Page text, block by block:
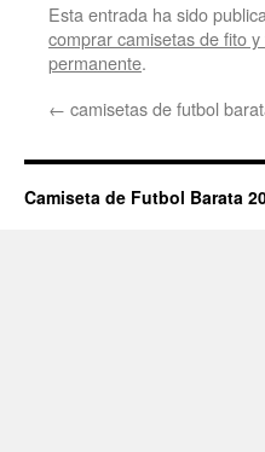
Esta entrada ha sido
comprar camisetas de fito
permanente.
← camisetas de futbol
Camiseta de Futbol Barata